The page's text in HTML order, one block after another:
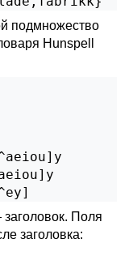
подмножество
Hunspell
Поля
заголовка: